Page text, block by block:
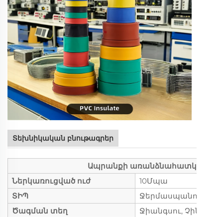
Տեխնիկական բնութագրեր
Ապրանքի
Ներկառուցված ուժ
10Մպա
ՏԻՊ
Ջերմասպանող
Ծագման տեղ
Ջիանգսու,